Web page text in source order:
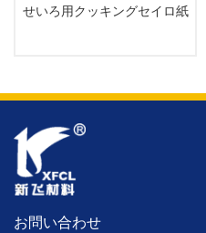
せいろ用クッキングセイロ紙
お問い合わせ